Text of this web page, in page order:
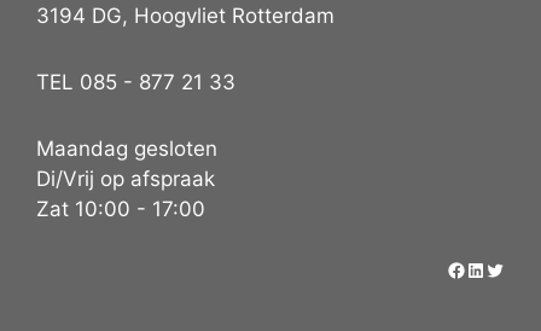
3194 DG, Hoogvliet Rotterdam
TEL 085 - 877 21 33
Maandag gesloten
Di/Vrij op afspraak
Zat 10:00 - 17:00